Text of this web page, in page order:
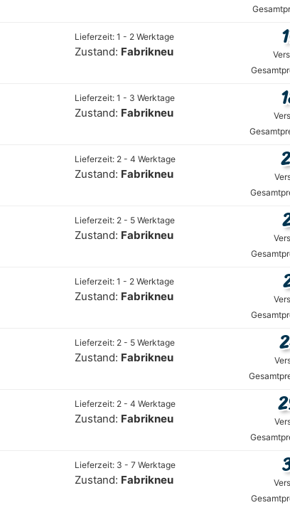
Lieferzeit: 1 - 2 Werktage
Zustand: Fabrikneu
Lieferzeit: 1 - 3 Werktage
Zustand: Fabrikneu
Lieferzeit: 2 - 4 Werktage
Zustand: Fabrikneu
Lieferzeit: 2 - 5 Werktage
Zustand: Fabrikneu
Lieferzeit: 1 - 2 Werktage
Zustand: Fabrikneu
Lieferzeit: 2 - 5 Werktage
Zustand: Fabrikneu
Lieferzeit: 2 - 4 Werktage
Zustand: Fabrikneu
Lieferzeit: 3 - 7 Werktage
Zustand: Fabrikneu